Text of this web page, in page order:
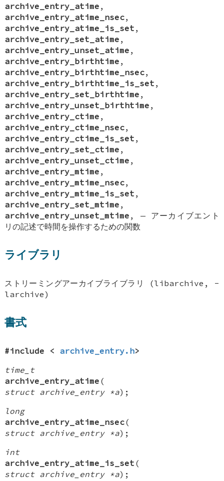
archive_entry_atime ,
archive_entry_atime_nsec,
archive_entry_atime_is_set ,
archive_entry_set_atime ,
archive_entry_unset_atime ,
archive_entry_birthtime ,
archive_entry_birthtime_nsec,
archive_entry_birthtime_is_set ,
archive_entry_set_birthtime ,
archive_entry_unset_birthtime ,
archive_entry_ctime ,
archive_entry_ctime_nsec,
archive_entry_ctime_is_set ,
archive_entry_set_ctime ,
archive_entry_unset_ctime ,
archive_entry_mtime ,
archive_entry_mtime_nsec,
archive_entry_mtime_is_set ,
archive_entry_set_mtime ,
archive_entry_unset_mtime , — アーカイブエント
リの記述で時間を操作するための関数
ライブラリ
ストリーミングアーカイブライブラリ (libarchive, -
larchive)
書式
#include < archive_entry.h>
time_t
archive_entry_atime (
struct archive_entry *a);
long
archive_entry_atime_nsec(
struct archive_entry *a);
int
archive_entry_atime_is_set (
struct archive_entry *a);